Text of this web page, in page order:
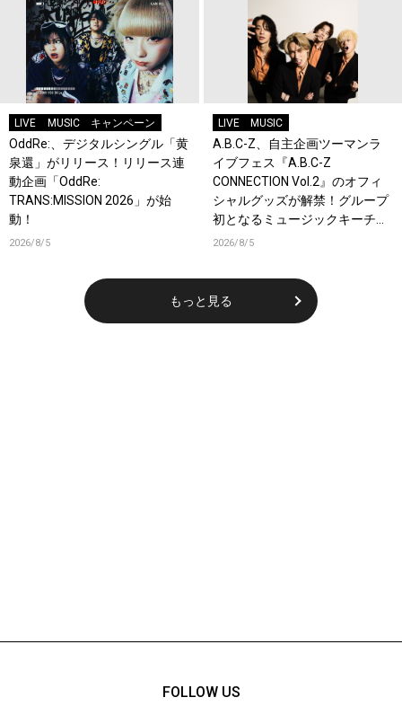
LIVE MUSIC キャンペーン
OddRe:、デジタルシングル「黄
泉還」がリリース！リリース連
動企画「OddRe:
TRANS:MISSION 2026」が始
動！
2026/8/5
LIVE MUSIC
A.B.C-Z、自主企画ツーマンラ
イブフェス『A.B.C-Z
CONNECTION Vol.2』のオフィ
シャルグッズが解禁！グループ
初となるミュージックキーチェ
ーンが登場！
2026/8/5
もっと見る
FOLLOW US